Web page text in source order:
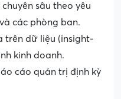
sâu theo yêu
các phòng ban.
trên dữ liệu (insight-
kinh doanh.
cáo quản trị định kỳ